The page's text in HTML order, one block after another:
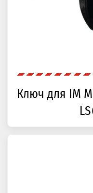
Ключ для IM